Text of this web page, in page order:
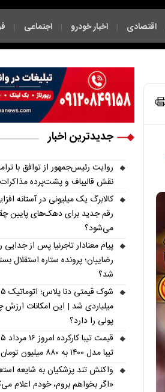
اقتصادی | اخبار خودرو | اجتماعی |
جدیدترین اخبار
روایت رئیس‌جمهور از توافق با
نقش قالیباف و پشت‌پرده مذاکرات
کالابرگ یک میلیونی در آستانه
رقم جدید برای دهک‌های پایین
می‌شود؟
پیام معنادار تاجرنیا پس از جدایی
رضاییان؛ پرونده ستاره استقلال
شد؟
شوک
میلیاردی شد | این امکانات ارزش
پولی را دارد؟
تیبا مدل ۱۴۰۰ به ۸۸۰ میلیون تومان رسید
واکنش تند پزشکیان به شایعه
«اگر بخواهم بروم، خودم اعلام